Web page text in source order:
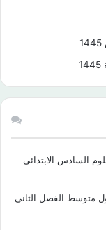
السادس الابتدائي
متوسط الفصل الثاني